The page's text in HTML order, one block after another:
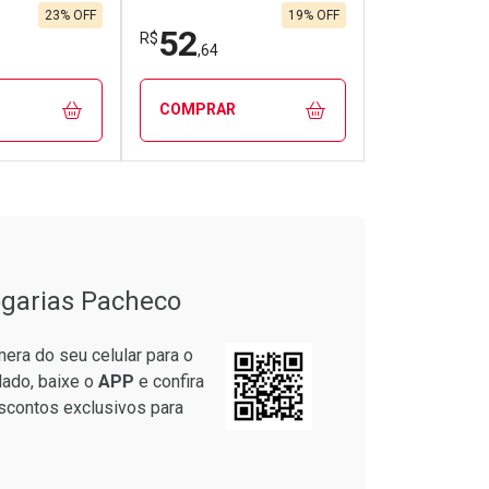
cada
Por R$ 96,99/cada
23% OFF
R$52,64
19% OFF
COMPRAR
Pacheco
do seu celular para o
baixe o APP e confira
exclusivos para